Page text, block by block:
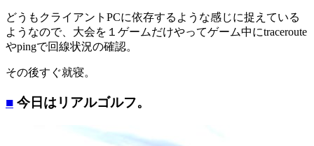
どうもクライアントPCに依存するような感じに捉えている
ようなので、大会を１ゲームだけやってゲーム中にtraceroute
やpingで回線状況の確認。
その後すぐ就寝。
■ 今日はリアルゴルフ。